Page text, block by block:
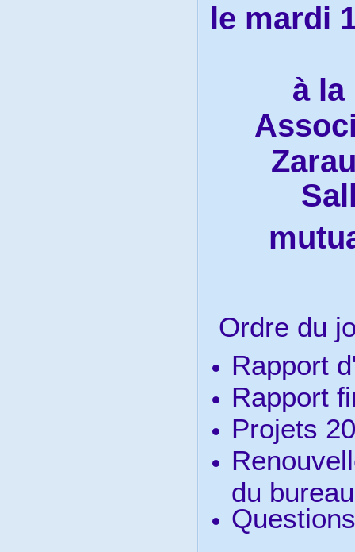
le mardi
à la
Ordre du
Rapport
Rapport
Projets
du bureau